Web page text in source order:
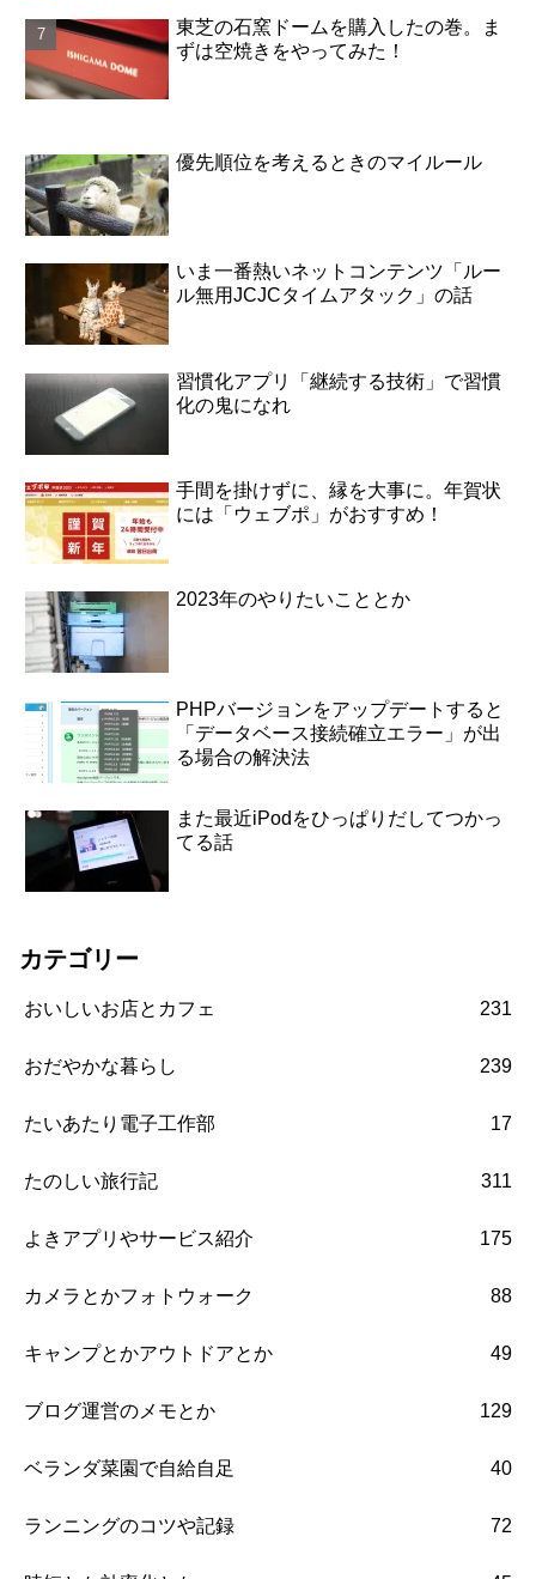
東芝の石窯ドームを購入したの巻。ま
ずは空焼きをやってみた！
優先順位を考えるときのマイルール
いま一番熱いネットコンテンツ「ルー
ル無用JCJCタイムアタック」の話
習慣化アプリ「継続する技術」で習慣
化の鬼になれ
手間を掛けずに、縁を大事に。年賀状
には「ウェブポ」がおすすめ！
2023年のやりたいこととか
PHPバージョンをアップデートすると
「データベース接続確立エラー」が出
る場合の解決法
また最近iPodをひっぱりだしてつかっ
てる話
カテゴリー
おいしいお店とカフェ 231
おだやかな暮らし 239
たいあたり電子工作部 17
たのしい旅行記 311
よきアプリやサービス紹介 175
カメラとかフォトウォーク 88
キャンプとかアウトドアとか 49
ブログ運営のメモとか 129
ベランダ菜園で自給自足 40
ランニングのコツや記録 72